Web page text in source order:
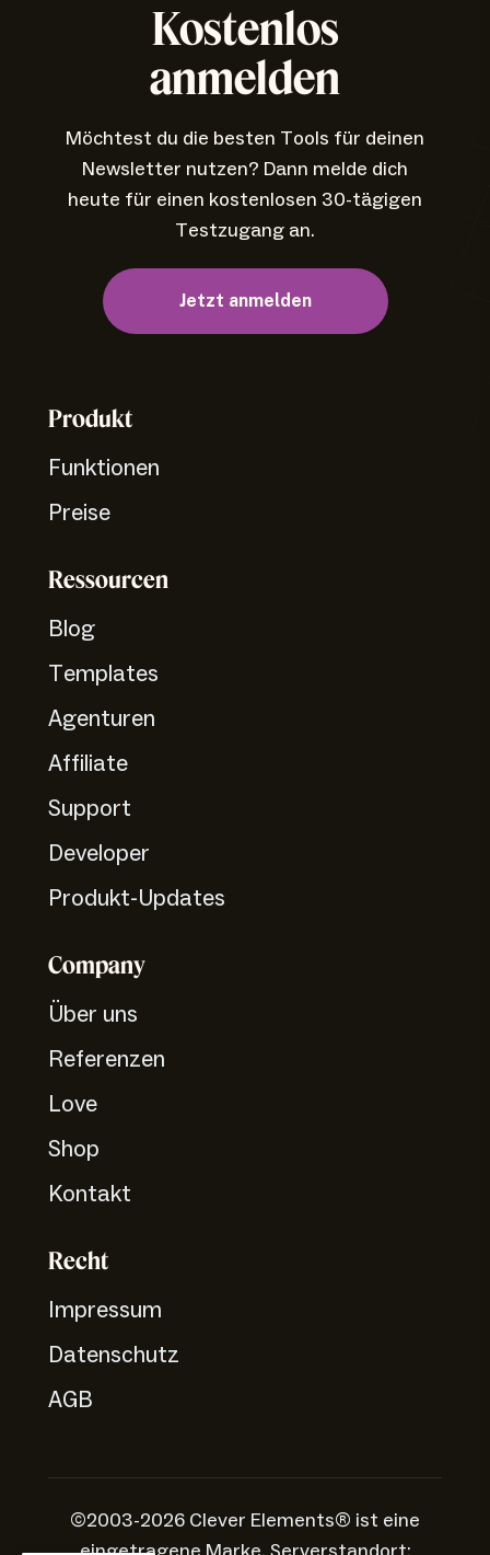
Kostenlos
anmelden
Möchtest du die besten Tools für deinen
Newsletter nutzen? Dann melde dich
heute für einen kostenlosen 30-tägigen
Testzugang an.
Jetzt anmelden
Produkt
Funktionen
Preise
Ressourcen
Blog
Templates
Agenturen
Affiliate
Support
Developer
Produkt-Updates
Company
Über uns
Referenzen
Love
Shop
Kontakt
Recht
Impressum
Datenschutz
AGB
©2003-2026 Clever Elements® ist eine